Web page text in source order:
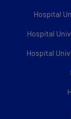
Hospital
Hospital
Hospital